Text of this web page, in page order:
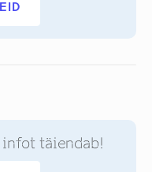
infot täiendab!